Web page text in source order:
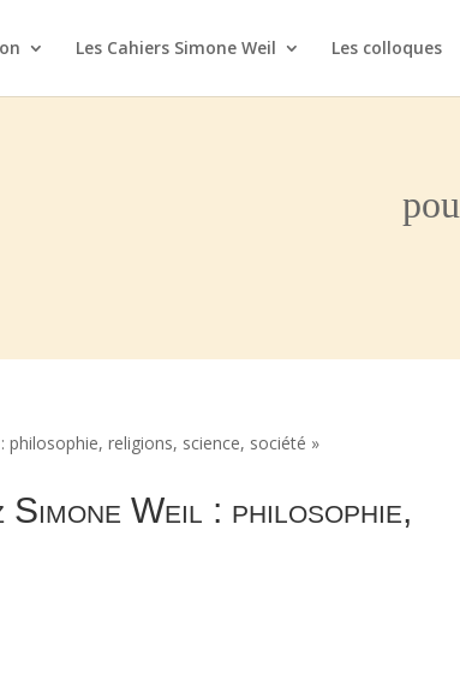
Les Cahiers Simone Weil Les colloques
philosophie, religions, science, société »
Weil : philosophie,